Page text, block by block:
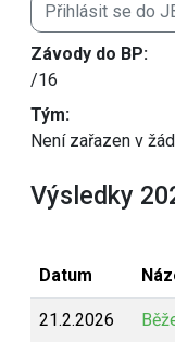
Přihlásit se do
Závody do BP:
/16
Tým:
Není zařazen v
Výsledky
Datum
21.2.2026